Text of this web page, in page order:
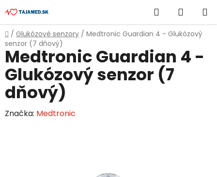
na
obsah
Hľadať
KOŠÍK
Domov
/ Glukózové senzory / Medtronic Guardian 4 - Glukózový
senzor (7 dňový)
Medtronic Guardian 4 -
Glukózový senzor (7
dňový)
Značka: Medtronic